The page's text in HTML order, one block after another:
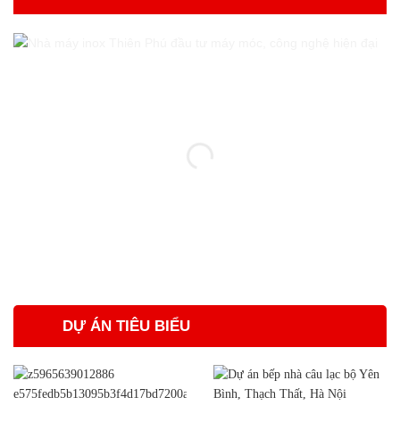
DỰ ÁN TIÊU BIỂU